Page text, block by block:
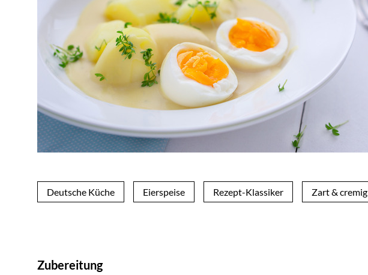
Deutsche Küche Eierspeise Rezept-Klassiker Zart & cremig
Zubereitung